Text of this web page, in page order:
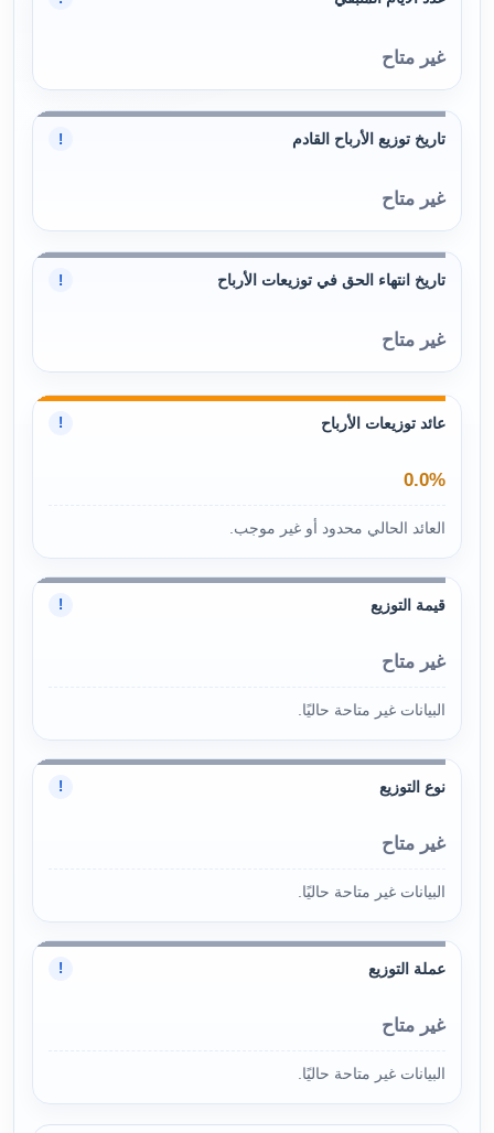
غير متاح
تاريخ توزيع الأرباح القادم !
غير متاح
تاريخ انتهاء الحق في توزيعات الأرباح !
غير متاح
عائد توزيعات الأرباح !
0.0%
العائد الحالي محدود أو غير موجب.
قيمة التوزيع !
غير متاح
البيانات غير متاحة حاليًا.
نوع التوزيع !
غير متاح
البيانات غير متاحة حاليًا.
عملة التوزيع !
غير متاح
البيانات غير متاحة حاليًا.